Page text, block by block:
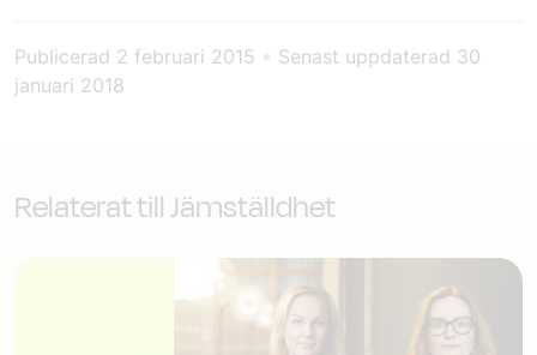
Publicerad 2 februari 2015 • Senast uppdaterad 30
januari 2018
Relaterat till Jämställdhet